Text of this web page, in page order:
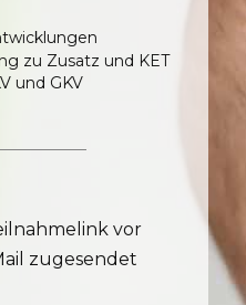
zu Zusatz und KET
und GKV
vor
zugesendet